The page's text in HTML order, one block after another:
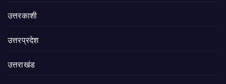
उत्तरकाशी
उत्तरप्रदेश
उत्तराखंड